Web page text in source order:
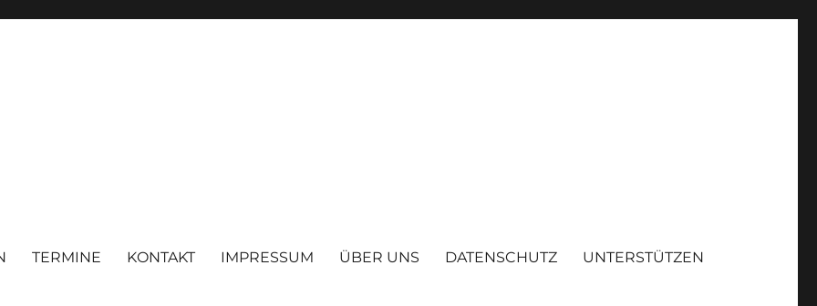
TERMINE KONTAKT IMPRESSUM ÜBER UNS DATENSCHUTZ UNTERSTÜTZEN